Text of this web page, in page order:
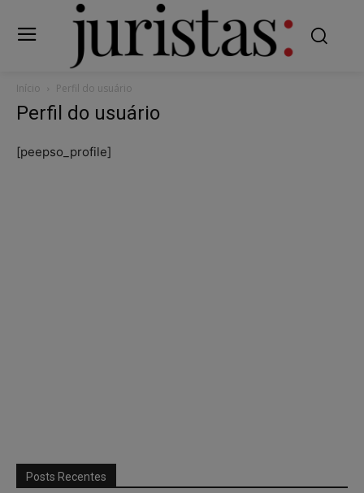
Início Perfil do usuário
Perfil do usuário
[peepso_profile]
Posts Recentes